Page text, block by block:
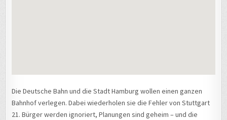
Die Deutsche Bahn und die Stadt Hamburg wollen einen ganzen
Bahnhof verlegen. Dabei wiederholen sie die Fehler von Stuttgart
21. Bürger werden ignoriert, Planungen sind geheim – und die